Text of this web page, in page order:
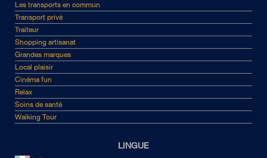
Les transports en commun
Transport privé
Traiteur
Shopping artisanat
Grandes marques
Local plaisir
Cinéma fun
Relax
Soins de santé
Walking Tour
LINGUE